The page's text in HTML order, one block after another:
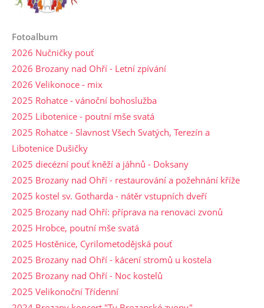
Fotoalbum
2026 Nučničky pouť
2026 Brozany nad Ohří - Letní zpívání
2026 Velikonoce - mix
2025 Rohatce - vánoční bohoslužba
2025 Libotenice - poutní mše svatá
2025 Rohatce - Slavnost Všech Svatých, Terezín a
Libotenice Dušičky
2025 diecézní pouť kněží a jáhnů - Doksany
2025 Brozany nad Ohří - restaurování a požehnání kříže
2025 kostel sv. Gotharda - nátěr vstupních dveří
2025 Brozany nad Ohří: příprava na renovaci zvonů
2025 Hrobce, poutní mše svatá
2025 Hostěnice, Cyrilometodějská pouť
2025 Brozany nad Ohří - kácení stromů u kostela
2025 Brozany nad Ohří - Noc kostelů
2025 Velikonoční Třídenní